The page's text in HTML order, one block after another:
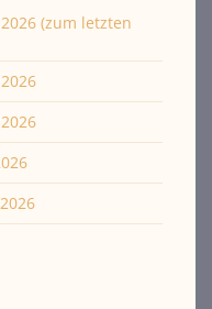
(zum letzten